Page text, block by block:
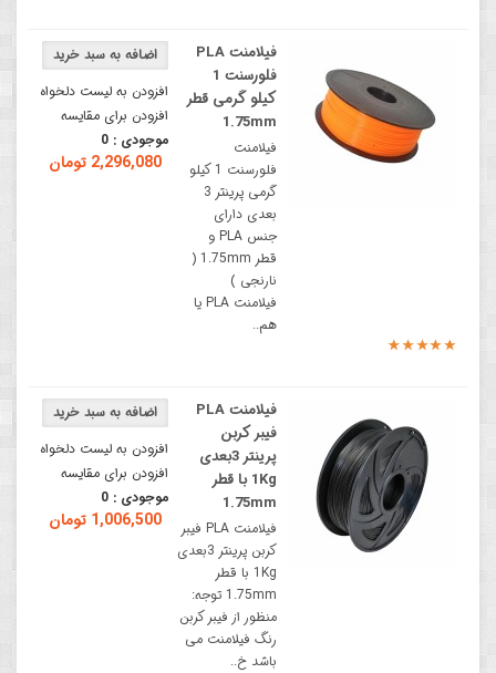
افزودن به لیست دلخواه
افزودن برای مقایسه
موجودی : 0
2,296,080 تومان
فیلامنت PLA
فلورسنت 1
کیلو گرمی قطر
1.75mm
فیلامنت
فلورسنت 1 کیلو
گرمی پرینتر 3
بعدی دارای
جنس PLA و
قطر 1.75mm (
نارنجی )
فیلامنت PLA یا
هم..
افزودن به لیست دلخواه
افزودن برای مقایسه
موجودی : 0
1,006,500 تومان
فیلامنت PLA
فیبر کربن
پرینتر 3بعدی
1Kg با قطر
1.75mm
فیلامنت PLA فیبر
کربن پرینتر 3بعدی
1Kg با قطر
1.75mm توجه:
منظور از فیبر کربن
رنگ فیلامنت می
باشد خ..